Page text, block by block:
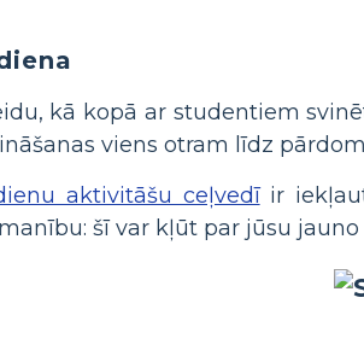
kā kopā ar studentiem
viens otram līdz
aktivitāšu ceļvedīir
šī var kļūt par jūsu